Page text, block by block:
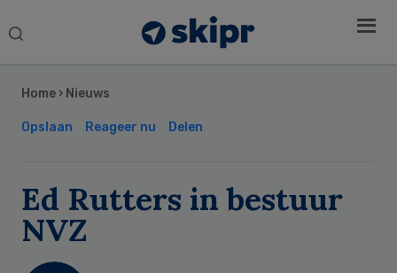
Search
Home › Nieuws
Opslaan Reageer nu Delen
Ed Rutters in bestuur
NVZ
Sidebar